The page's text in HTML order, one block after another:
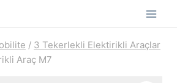
/ 3 Tekerlekli Elektirikli Araçlar
Araç M7